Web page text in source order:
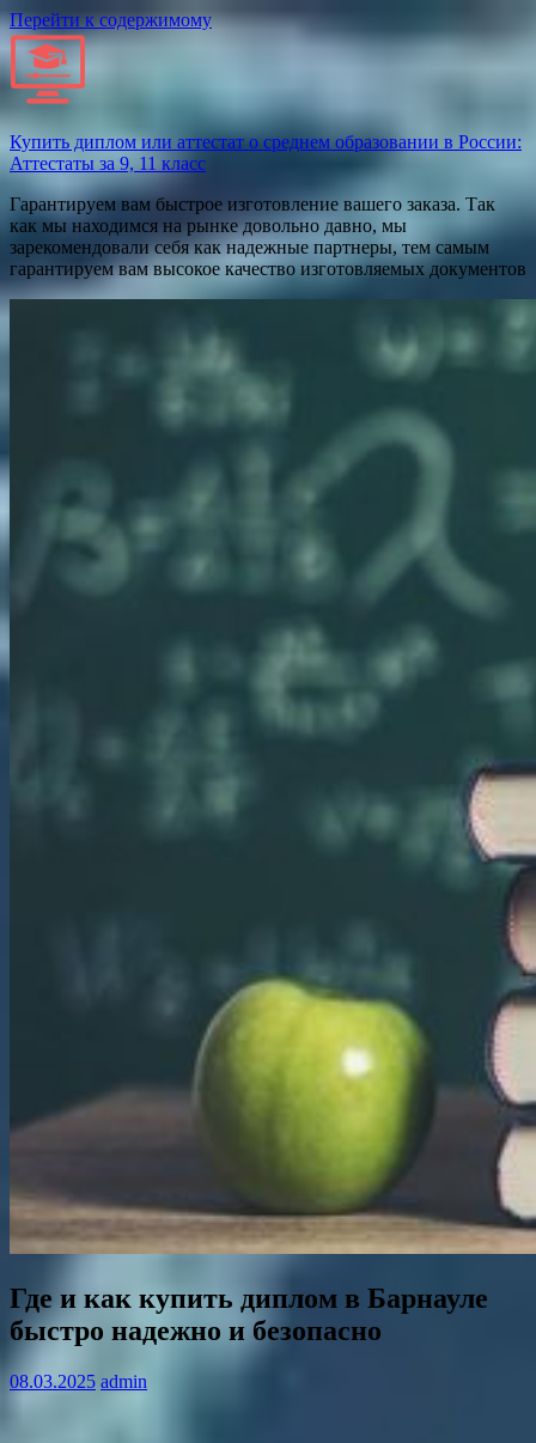
Перейти к содержимому
Купить диплом или аттестат о среднем образовании в России:
Аттестаты за 9, 11 класс
Гарантируем вам быстрое изготовление вашего заказа. Так
как мы находимся на рынке довольно давно, мы
зарекомендовали себя как надежные партнеры, тем самым
гарантируем вам высокое качество изготовляемых документов
Где и как купить диплом в Барнауле
быстро надежно и безопасно
08.03.2025 admin